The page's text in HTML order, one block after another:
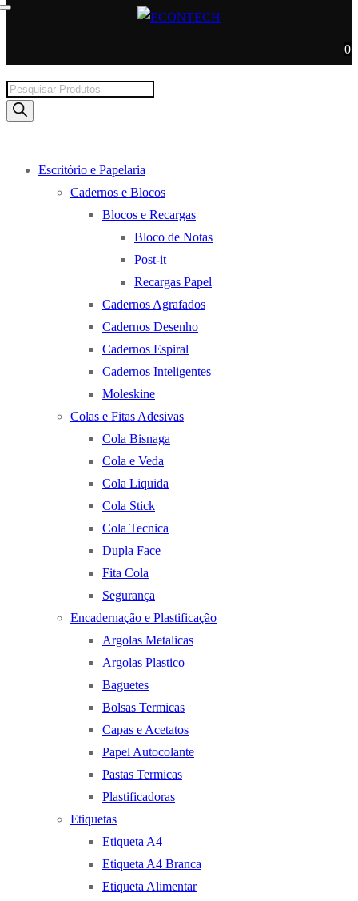
0
Products
search
Escritório e Papelaria
Cadernos e Blocos
Blocos e Recargas
Bloco de Notas
Post-it
Recargas Papel
Cadernos Agrafados
Cadernos Desenho
Cadernos Espiral
Cadernos Inteligentes
Moleskine
Colas e Fitas Adesivas
Cola Bisnaga
Cola e Veda
Cola Liquida
Cola Stick
Cola Tecnica
Dupla Face
Fita Cola
Segurança
Encadernação e Plastificação
Argolas Metalicas
Argolas Plastico
Baguetes
Bolsas Termicas
Capas e Acetatos
Papel Autocolante
Pastas Termicas
Plastificadoras
Etiquetas
Etiqueta A4
Etiqueta A4 Branca
Etiqueta Alimentar